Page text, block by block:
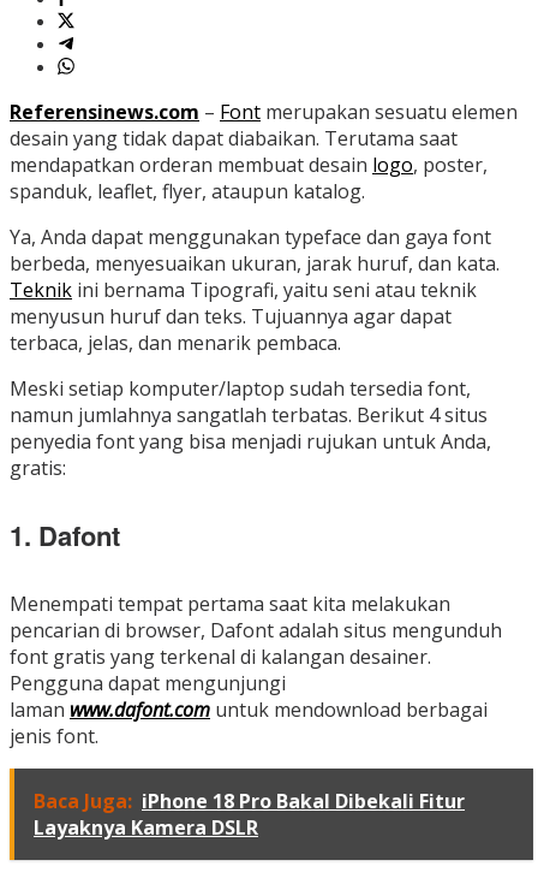
Referensinews.com – Font merupakan sesuatu elemen
desain yang tidak dapat diabaikan. Terutama saat
mendapatkan orderan membuat desain logo, poster,
spanduk, leaflet, flyer, ataupun katalog.
Ya, Anda dapat menggunakan typeface dan gaya font
berbeda, menyesuaikan ukuran, jarak huruf, dan kata.
Teknik ini bernama Tipografi, yaitu seni atau teknik
menyusun huruf dan teks. Tujuannya agar dapat
terbaca, jelas, dan menarik pembaca.
Meski setiap komputer/laptop sudah tersedia font,
namun jumlahnya sangatlah terbatas. Berikut 4 situs
penyedia font yang bisa menjadi rujukan untuk Anda,
gratis:
1. Dafont
Menempati tempat pertama saat kita melakukan
pencarian di browser, Dafont adalah situs mengunduh
font gratis yang terkenal di kalangan desainer.
Pengguna dapat mengunjungi
laman www.dafont.com untuk mendownload berbagai
jenis font.
Baca Juga: iPhone 18 Pro Bakal Dibekali Fitur
Layaknya Kamera DSLR